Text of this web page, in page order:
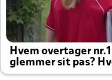
Hvem overtager
glemmer sit pas?
altid til efter